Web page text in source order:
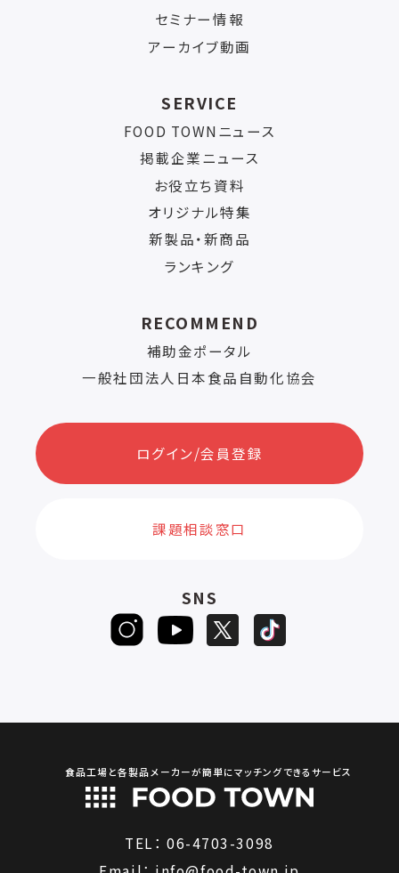
セミナー情報
アーカイブ動画
SERVICE
FOOD TOWNニュース
掲載企業ニュース
お役立ち資料
オリジナル特集
新製品・新商品
ランキング
RECOMMEND
補助金ポータル
一般社団法人日本食品自動化協会
ログイン/会員登録
課題相談窓口
SNS
食品工場と各製品メーカーが簡単にマッチングできるサービス
TEL：06-4703-3098